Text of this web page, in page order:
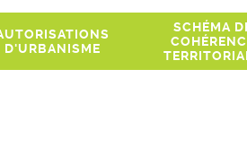
D'URBANISME
SCHÉMA